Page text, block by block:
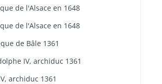
de l'Alsace en 1648
de l'Alsace en 1648
de Bâle 1361
IV, archiduc 1361
archiduc 1361